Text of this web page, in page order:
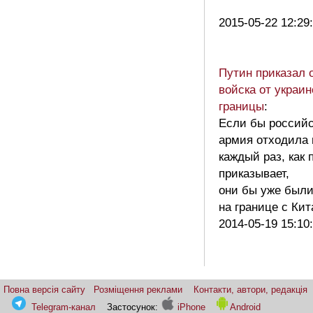
2015-05-22
Путин приказал
войска от
границы:
Если бы
армия отходила
каждый раз, как
приказывает,
они бы уже были
на границе с
2014-05-19
Повна версія сайту Розміщення реклами
Контакти, автори, редакція
Telegram-канал
Застосунок: iPhone
Android